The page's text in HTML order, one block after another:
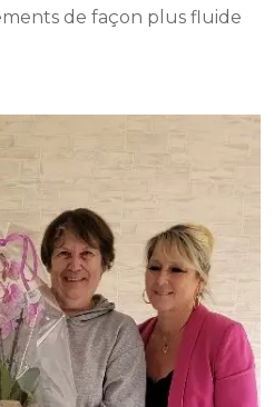
de façon plus fluide